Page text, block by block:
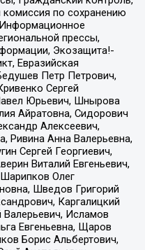
по сохранению
прессы,
Экозащита!-
Евразийская
Петр Петрович,
Сергей
Юрьевич, Шнырова
Айратовна, Сидорович
Алексеевич,
Ривина Анна Валерьевна,
Сергей Георгиевич,
Виталий Евгеньевич,
Олег
Шведов Григорий
Каргалицкий
Исламов
Евгеньевна, Щаров
Борис Альбертович,